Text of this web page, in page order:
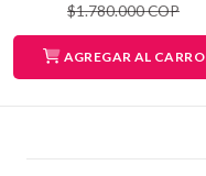
$1.780.000 COP
AGREGAR AL CARRO